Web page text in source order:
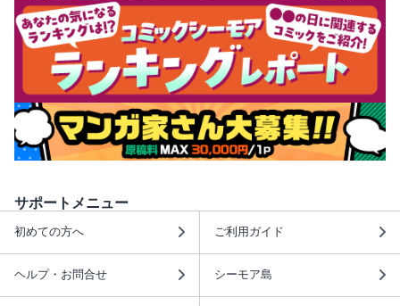
サポートメニュー
初めての方へ ご利用ガイド
ヘルプ・お問合せ シーモア島